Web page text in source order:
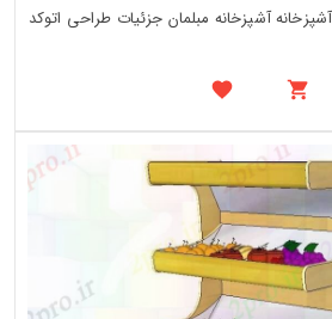
آشپزخانه مبلمان جزئیات طراحی اتوکد